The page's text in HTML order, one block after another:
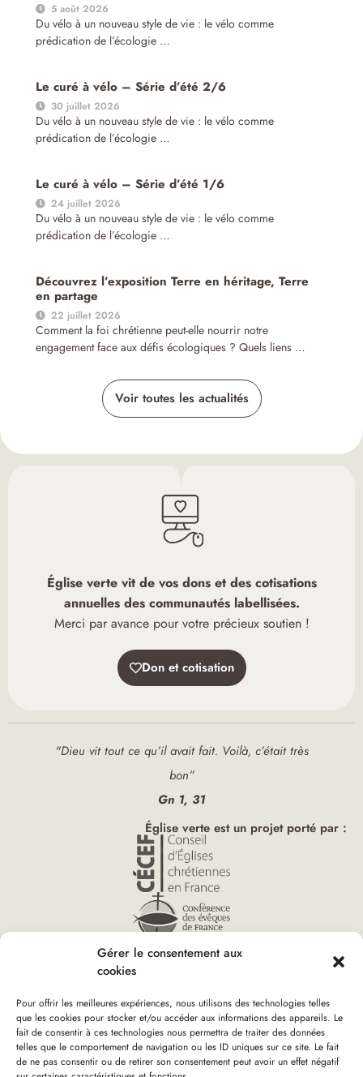
Gérer le consentement aux
cookies
Pour offrir les meilleures expériences, nous utilisons des technologies telles
que les cookies pour stocker et/ou accéder aux informations des appareils. Le
fait de consentir à ces technologies nous permettra de traiter des données
telles que le comportement de navigation ou les ID uniques sur ce site. Le fait
de ne pas consentir ou de retirer son consentement peut avoir un effet négatif
5 août 2026
Du vélo à un nouveau style de vie : le vélo comme
prédication de l’écologie …
Le curé à vélo – Série d’été 2/6
30 juillet 2026
Du vélo à un nouveau style de vie : le vélo comme
prédication de l’écologie …
Le curé à vélo – Série d’été 1/6
24 juillet 2026
Du vélo à un nouveau style de vie : le vélo comme
prédication de l’écologie …
Découvrez l’exposition Terre en héritage, Terre
en partage
22 juillet 2026
Comment la foi chrétienne peut-elle nourrir notre
engagement face aux défis écologiques ? Quels liens …
Voir toutes les actualités
Église verte vit de vos dons et des cotisations
annuelles des communautés labellisées.
Merci par avance pour votre précieux soutien !
Don et cotisation
"Dieu vit tout ce qu’il avait fait. Voilà, c’était très
bon”
Gn 1, 31
Église verte est un projet porté par :
Vous êtes ici : Accueil»Eglise ND Sagesse